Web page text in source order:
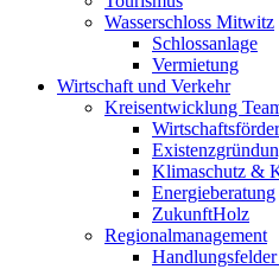
Wasserschloss Mitwitz
Schlossanlage
Vermietung
Wirtschaft und Verkehr
Kreisentwicklung
Klimaschutz &
Energieberatung
ZukunftHolz
Regionalmanagement